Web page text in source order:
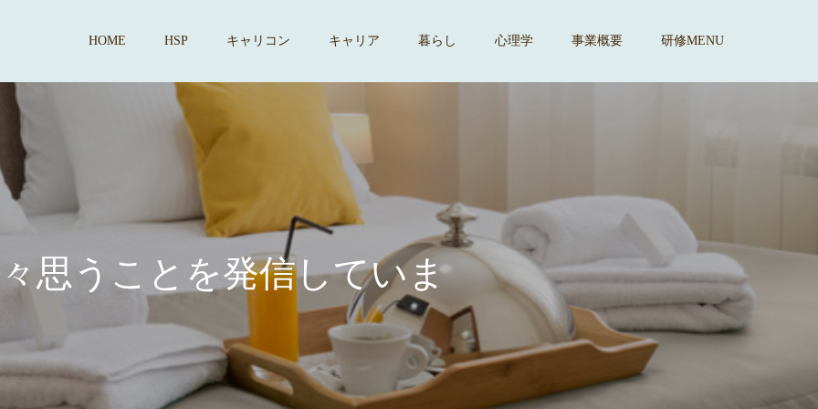
HOME HSP キャリコン キャリア 暮らし 心理学 事業概要 研修MENU
思 う こ と を 発信しています。